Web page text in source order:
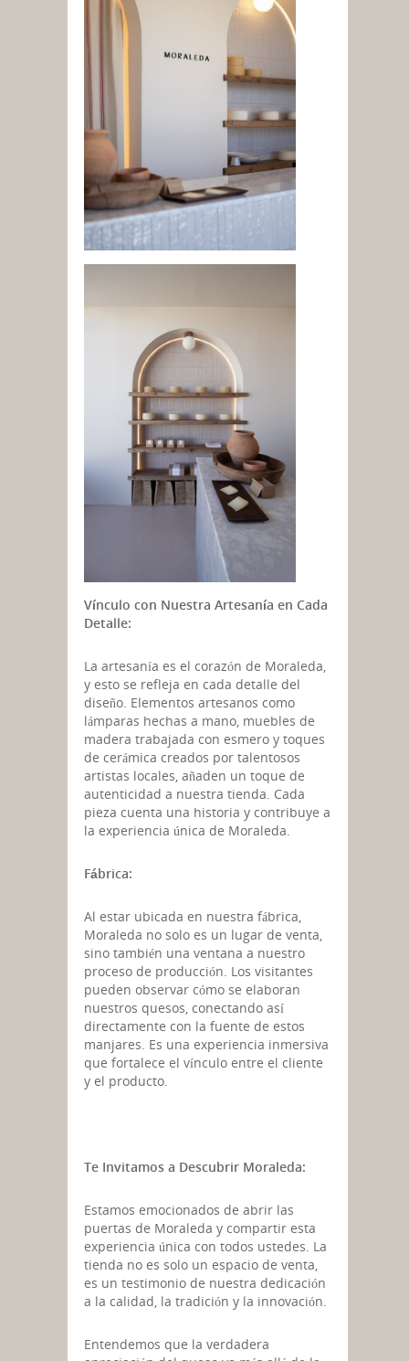
Vínculo con Nuestra Artesanía en Cada
Detalle:
La artesanía es el corazón de Moraleda,
y esto se refleja en cada detalle del
diseño. Elementos artesanos como
lámparas hechas a mano, muebles de
madera trabajada con esmero y toques
de cerámica creados por talentosos
artistas locales, añaden un toque de
autenticidad a nuestra tienda. Cada
pieza cuenta una historia y contribuye a
la experiencia única de Moraleda.
Fábrica:
Al estar ubicada en nuestra fábrica,
Moraleda no solo es un lugar de venta,
sino también una ventana a nuestro
proceso de producción. Los visitantes
pueden observar cómo se elaboran
nuestros quesos, conectando así
directamente con la fuente de estos
manjares. Es una experiencia inmersiva
que fortalece el vínculo entre el cliente
y el producto.
Te Invitamos a Descubrir Moraleda:
Estamos emocionados de abrir las
puertas de Moraleda y compartir esta
experiencia única con todos ustedes. La
tienda no es solo un espacio de venta,
es un testimonio de nuestra dedicación
a la calidad, la tradición y la innovación.
Entendemos que la verdadera